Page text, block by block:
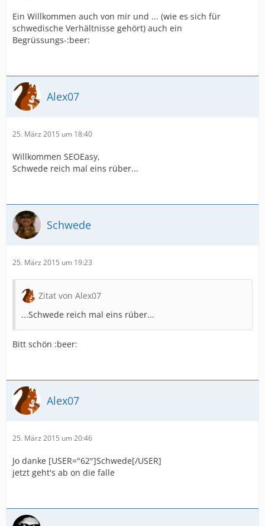
Ein Willkommen auch von mir und ... (wie es sich für
schwedische Verhältnisse gehört) auch ein
Begrüssungs-:beer:
Alex07
25. März 2015 um 18:40
Willkommen SEOEasy,
Schwede reich mal eins rüber...
Schwede
25. März 2015 um 19:23
Zitat von Alex07
...Schwede reich mal eins rüber...
Bitt schön :beer:
Alex07
25. März 2015 um 20:46
Jo danke [USER="62"]Schwede[/USER]
jetzt geht's ab on die falle